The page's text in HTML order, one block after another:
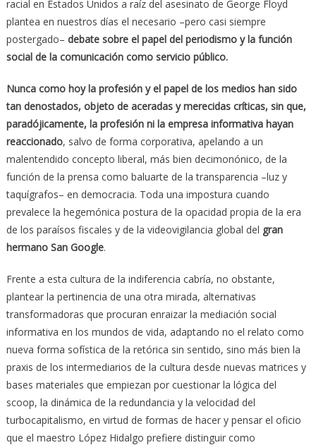
racial en Estados Unidos a raíz del asesinato de George Floyd
plantea en nuestros días el necesario –pero casi siempre
postergado– debate sobre el papel del periodismo y la función
social de la comunicación como servicio público.
Nunca como hoy la profesión y el papel de los medios han sido
tan denostados, objeto de aceradas y merecidas críticas, sin que,
paradójicamente, la profesión ni la empresa informativa hayan
reaccionado, salvo de forma corporativa, apelando a un
malentendido concepto liberal, más bien decimonónico, de la
función de la prensa como baluarte de la transparencia –luz y
taquígrafos– en democracia. Toda una impostura cuando
prevalece la hegemónica postura de la opacidad propia de la era
de los paraísos fiscales y de la videovigilancia global del gran
hermano San Google.
Frente a esta cultura de la indiferencia cabría, no obstante,
plantear la pertinencia de una otra mirada, alternativas
transformadoras que procuran enraizar la mediación social
informativa en los mundos de vida, adaptando no el relato como
nueva forma sofística de la retórica sin sentido, sino más bien la
praxis de los intermediarios de la cultura desde nuevas matrices y
bases materiales que empiezan por cuestionar la lógica del
scoop, la dinámica de la redundancia y la velocidad del
turbocapitalismo, en virtud de formas de hacer y pensar el oficio
que el maestro López Hidalgo prefiere distinguir como